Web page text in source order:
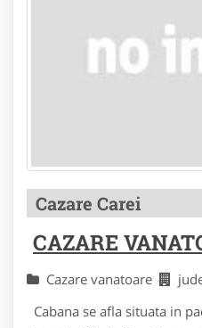
Cazare Carei
CAZARE
Cazare vanatoare
Cabana se afla situata in